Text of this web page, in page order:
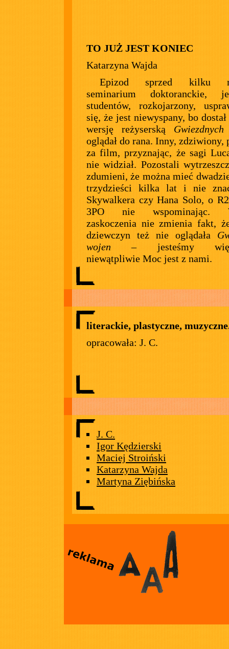
TO JUŻ JEST KONIEC
Katarzyna Wajda
Epizod sprzed kilku
seminarium doktoranckie,
studentów, rozkojarzony,
się, że jest niewyspany, bo
wersję reżyserską
oglądał do rana. Inny, zdziwiony,
za film, przyznając, że sagi
nie widział. Pozostali
zdumieni, że można mieć
trzydzieści kilka lat i nie
Skywalkera czy Hana Solo, o
3PO nie wspominając.
zaskoczenia nie zmienia fakt,
dziewczyn też nie oglądała
wojen – jesteśmy
niewątpliwie Moc jest z nami.
literackie, plastyczne,
opracowała: J. C.
J. C.
Igor Kędzierski
Maciej Stroiński
Katarzyna Wajda
Martyna Ziębińska